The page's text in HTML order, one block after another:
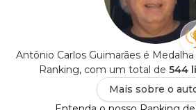
Antônio Carlos Guimarães é
Ranking, com um total de 544
Mais sobre o